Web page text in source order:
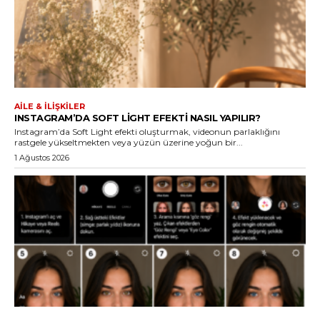
AILE & İLIŞKILER
INSTAGRAM’DA SOFT LIGHT EFEKTI NASIL YAPILIR?
Instagram’da Soft Light efekti oluşturmak, videonun parlaklığını
rastgele yükseltmekten veya yüzün üzerine yoğun bir...
1 Ağustos 2026